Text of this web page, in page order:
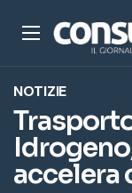
Menu
NOTIZIE
accelera